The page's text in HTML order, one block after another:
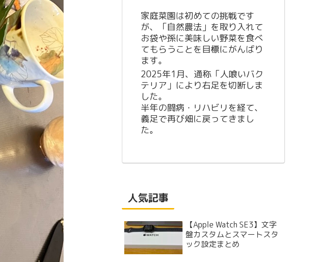
家庭菜園は初めての挑戦です
が、「自然農法」を取り入れて
お袋や孫に美味しい野菜を食べ
てもらうことを目標にがんばり
ます。
2025年1月、通称「人喰いバク
テリア」により右足を切断しま
した。
半年の闘病・リハビリを経て、
義足で再び畑に戻ってきまし
た。
人気記事
【Apple Watch SE3】文字
盤カスタムとスマートスタ
ック設定まとめ